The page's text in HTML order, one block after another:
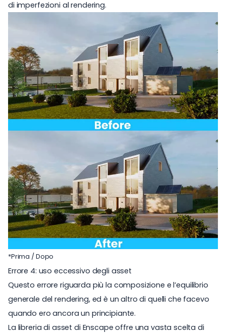
di imperfezioni al rendering.
*Prima / Dopo
Errore 4: uso eccessivo degli asset
Questo errore riguarda più la composizione e l’equilibrio
generale del rendering, ed è un altro di quelli che facevo
quando ero ancora un principiante.
La libreria di asset di Enscape offre una vasta scelta di